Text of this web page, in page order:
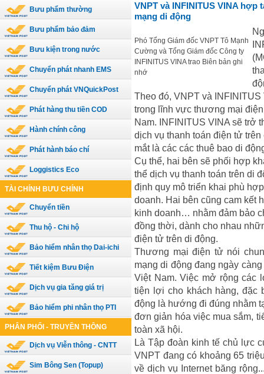
Bưu phẩm thường
Bưu phẩm bảo đảm
Bưu kiện trong nước
Chuyển phát nhanh EMS
Chuyển phát VNQuickPost
Phát hàng thu tiền COD
Hành chính công
Phát hành báo chí
Loggistics Eco
TÀI CHÍNH BƯU CHÍNH
Chuyển tiền
Thu hộ - Chi hộ
Bảo hiểm nhân thọ Dai-ichi
Tiết kiệm Bưu Điện
Dịch vụ gia tăng giá trị
Bảo hiểm phi nhân thọ PTI
PHÂN PHỐI - TRUYỀN THÔNG
Dịch vụ Viễn thông - CNTT
Sim Bông Sen (Topup)
VNPT và INFINITUS VINA
mạng di động
Phó Tổng Giám đốc VNPT Tô Mạnh
Cường và Tổng Giám đốc Công ty
INFINITUS VINA trao Biên bản ghi
nhớ
Theo đó, VNPT và
trong lĩnh vực thương mại
Nam. INFINITUS VINA sẽ trở
dịch vụ thanh toán điện tử
mắt là các các thuê bao di
Cụ thể, hai bên sẽ phối hợp
thể dịch vụ thanh toán trên di
định quy mô triển khai phù
doanh. Hai bên cũng cam kết
kinh doanh… nhằm đảm bảo
đồng thời, dành cho nhau
điện tử trên di động.
Thương mại điện tử nói
mạng di động đang ngày
Việt Nam. Việc mở rộng các
tiện lợi cho khách hàng, đặc
động là hướng đi đúng nhằm
đơn giản hóa việc mua sắm,
toàn xã hội.
Là Tập đoàn kinh tế chủ lực
VNPT đang có khoảng 65
về dịch vụ Internet băng